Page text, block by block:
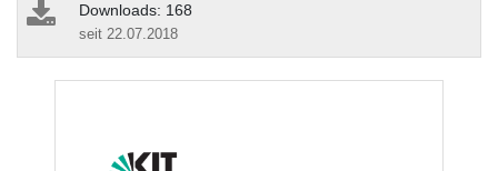
Downloads: 168
seit 22.07.2018